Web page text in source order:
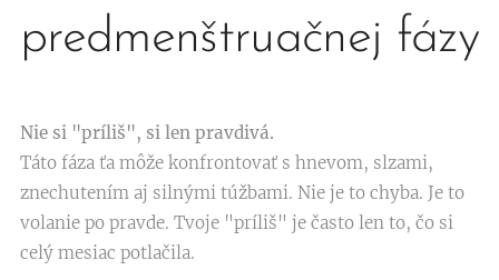
predmenštruačnej fázy
Nie si "príliš", si len pravdivá.
Táto fáza ťa môže konfrontovať s hnevom, slzami,
znechutením aj silnými túžbami. Nie je to chyba. Je to
volanie po pravde. Tvoje "príliš" je často len to, čo si
celý mesiac potlačila.